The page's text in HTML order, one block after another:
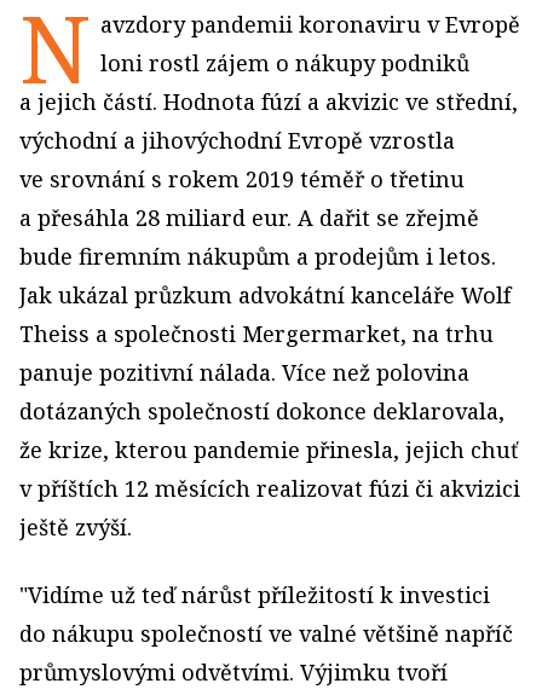
N avzdory pandemii koronaviru v Evropě
loni rostl zájem o nákupy podniků
a jejich částí. Hodnota fúzí a akvizic ve střední,
východní a jihovýchodní Evropě vzrostla
ve srovnání s rokem 2019 téměř o třetinu
a přesáhla 28 miliard eur. A dařit se zřejmě
bude firemním nákupům a prodejům i letos.
Jak ukázal průzkum advokátní kanceláře Wolf
Theiss a společnosti Mergermarket, na trhu
panuje pozitivní nálada. Více než polovina
dotázaných společností dokonce deklarovala,
že krize, kterou pandemie přinesla, jejich chuť
v příštích 12 měsících realizovat fúzi či akvizici
ještě zvýší.
"Vidíme už teď nárůst příležitostí k investici
do nákupu společností ve valné většině napříč
průmyslovými odvětvími. Výjimku tvoří